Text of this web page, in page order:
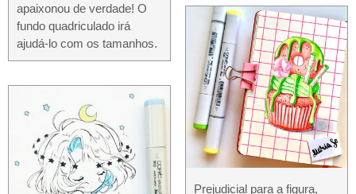
apaixonou de verdade! O
fundo quadriculado irá
ajudá-lo com os tamanhos.
Prejudicial para a figura,